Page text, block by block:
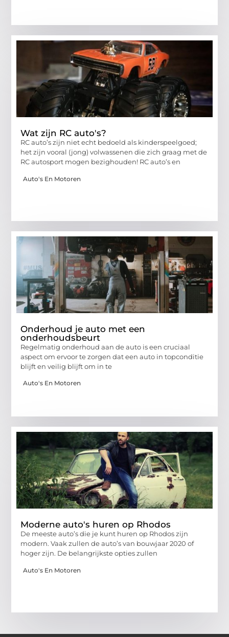
Wat zijn RC auto's?
RC auto’s zijn niet echt bedoeld als kinderspeelgoed;
het zijn vooral (jong) volwassenen die zich graag met de
RC autosport mogen bezighouden! RC auto’s en
Auto's En Motoren
Onderhoud je auto met een
onderhoudsbeurt
Regelmatig onderhoud aan de auto is een cruciaal
aspect om ervoor te zorgen dat een auto in topconditie
blijft en veilig blijft om in te
Auto's En Motoren
Moderne auto's huren op Rhodos
De meeste auto’s die je kunt huren op Rhodos zijn
modern. Vaak zullen de auto’s van bouwjaar 2020 of
hoger zijn. De belangrijkste opties zullen
Auto's En Motoren